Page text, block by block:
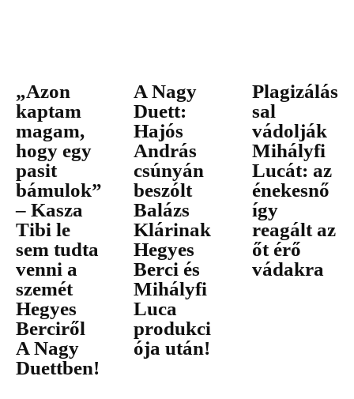
„Azon
kaptam
magam,
hogy egy
pasit
bámulok”
– Kasza
Tibi le
sem tudta
venni a
szemét
Hegyes
Berciről
A Nagy
Duettben!
A Nagy
Duett:
Hajós
András
csúnyán
beszólt
Balázs
Klárinak
Hegyes
Berci és
Mihályfi
Luca
produkci
ója után!
Plagizálás
sal
vádolják
Mihályfi
Lucát: az
énekesnő
így
reagált az
őt érő
vádakra